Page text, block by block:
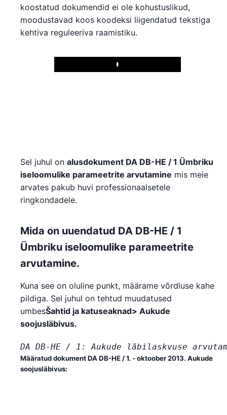
koostatud dokumendid ei ole kohustuslikud,
moodustavad koos koodeksi liigendatud tekstiga
kehtiva reguleeriva raamistiku.
Play
Sel juhul on alusdokument DA DB-HE / 1 Ümbriku
iseloomulike parameetrite arvutamine mis meie
arvates pakub huvi professionaalsetele
ringkondadele.
Mida on uuendatud DA DB-HE / 1
Ümbriku iseloomulike parameetrite
arvutamine.
Kuna see on oluline punkt, määrame võrdluse kahe
pildiga. Sel juhul on tehtud muudatused
umbesŠahtid ja katuseaknad> Aukude
soojusläbivus.
DA DB-HE / 1: Aukude läbilaskvuse
Määratud dokument DA DB-HE / 1. - oktoober 2013. Aukude
soojusläbivus: